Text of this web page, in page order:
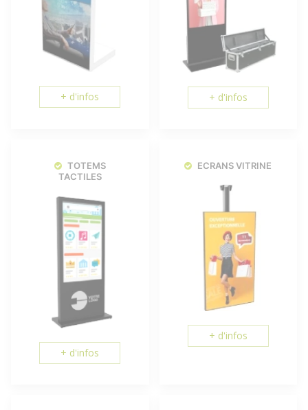
+ d'infos + d'infos
TOTEMS
TACTILES
+ d'infos
ECRANS VITRINE
+ d'infos